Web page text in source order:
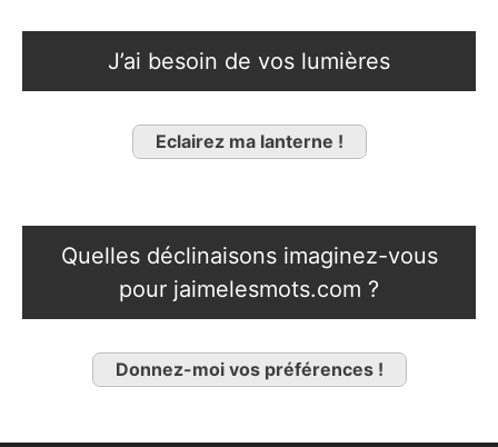
J’ai besoin de vos lumières
Eclairez ma lanterne !
Quelles déclinaisons imaginez-vous
pour jaimelesmots.com ?
Donnez-moi vos préférences !